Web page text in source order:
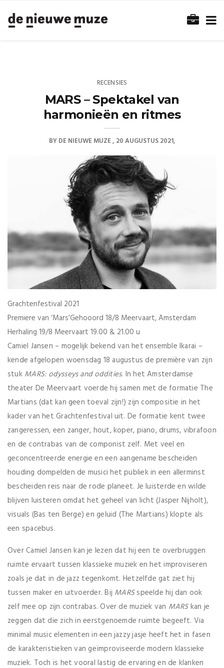
RECENSIES
MARS – Spektakel van
harmonieën en ritmes
BYDE NIEUWE MUZE 20 AUGUSTUS 2021
Grachtenfestival 2021
Premiere van ‘Mars’Gehooord 18/8 Meervaart, Amsterdam
Herhaling 19/8 Meervaart 19.00 & 21.00 u
Camiel Jansen – mogelijk bekend van het ensemble Ikarai –
kende afgelopen woensdag 18 augustus de première van zijn
stuk MARS: odysseys and oddities. In het Amsterdamse
theater De Meervaart voerde hij samen met de formatie The
Martians (dat kan geen toeval zijn!) zijn compositie in het
kader van het Grachtenfestival uit. De formatie kent twee
zangeressen, een zanger, hout, koper, piano, drums, vibrafoon
en de contrabas van de componist zelf. Met veel en
geconcentreerde energie en een aangename bescheiden
houding dompelden de musici het publiek in een allerminst
bescheiden reis naar de rode planeet. Je luisterde en wilde
blijven luisteren omdat het geheel van licht (Jasper Nijholt),
visuals (Bas ten Berge) en geluid (The Martians) klopte als
een spacebus.
Over Camiel Jansen kan je lezen dat hij een te overbruggen
ruimte ervaart tussen klassieke muziek en het improviseren
zoals je dat in de jazz tegenkomt. Hetzelfde gat ziet hij
tussen maker en uitvoerder. Bij MARSspeelde hij dan ook
zelf mee op zijn contrabas. Over de muziek van MARSkan je
zeggen dat die zich in eerstgenoemde ruimte begeeft. Via
minimal music elementen in een jazzy jasje heeft het in fasen
de karakteristieken van geïmproviseerde modern klassieke
muziek. Toch is het vooral lastig de ervaring en de klanken